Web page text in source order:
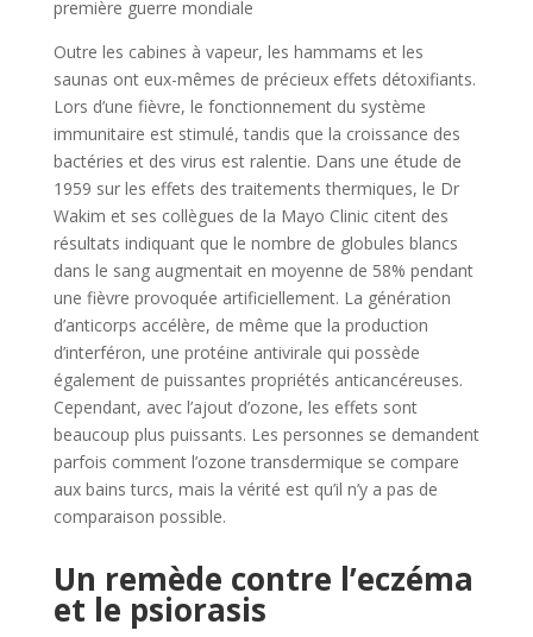
première guerre mondiale
Outre les cabines à vapeur, les hammams et les
saunas ont eux-mêmes de précieux effets détoxifiants.
Lors d’une fièvre, le fonctionnement du système
immunitaire est stimulé, tandis que la croissance des
bactéries et des virus est ralentie. Dans une étude de
1959 sur les effets des traitements thermiques, le Dr
Wakim et ses collègues de la Mayo Clinic citent des
résultats indiquant que le nombre de globules blancs
dans le sang augmentait en moyenne de 58% pendant
une fièvre provoquée artificiellement. La génération
d’anticorps accélère, de même que la production
d’interféron, une protéine antivirale qui possède
également de puissantes propriétés anticancéreuses.
Cependant, avec l’ajout d’ozone, les effets sont
beaucoup plus puissants. Les personnes se demandent
parfois comment l’ozone transdermique se compare
aux bains turcs, mais la vérité est qu’il n’y a pas de
comparaison possible.
Un remède contre l’eczéma
et le psiorasis